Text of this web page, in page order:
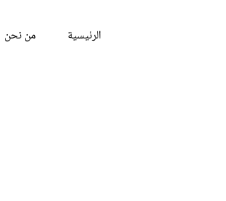
الرئيسية من نحن